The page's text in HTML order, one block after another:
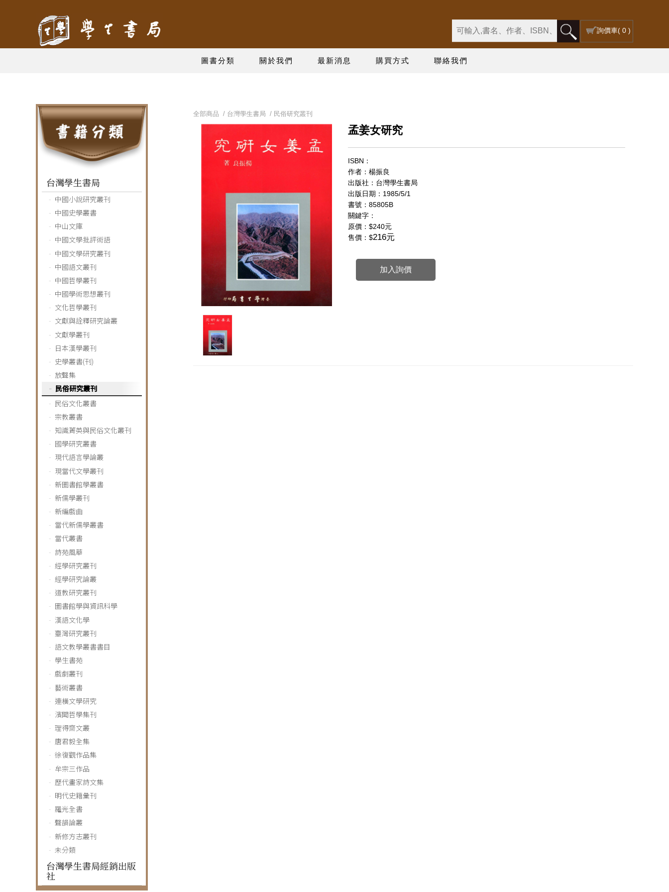
詢價車( 0 )
圖書分類 關於我們 最新消息 購買方式 聯絡我們
台灣學生書局
中國小說研究叢刊
中國史學叢書
中山文庫
中國文學批評術語
中國文學研究叢刊
中國語文叢刊
中國哲學叢刊
中國學術思想叢刊
文化哲學叢刊
文獻與詮釋研究論叢
文獻學叢刊
日本漢學叢刊
史學叢書(刊)
放聲集
民俗研究叢刊
民俗文化叢書
宗教叢書
知識菁英與民俗文化叢刊
國學研究叢書
現代語言學論叢
現當代文學叢刊
新圖書館學叢書
新儒學叢刊
新編戲曲
當代新儒學叢書
當代叢書
詩苑風華
經學研究叢刊
經學研究論叢
道教研究叢刊
圖書館學與資訊科學
漢語文化學
臺灣研究叢刊
語文教學叢書書目
學生書苑
戲劇叢刊
藝術叢書
連橫文學研究
濱聞哲學集刊
理得齋文叢
唐君毅全集
徐復觀作品集
牟宗三作品
歷代畫家詩文集
明代史籍彙刊
羅光全書
聲韻論叢
新修方志叢刊
未分類
台灣學生書局經銷出版
社
全部商品 / 台灣學生書局 / 民俗研究叢刊
孟姜女研究
ISBN：
作者：楊振良
出版社：台灣學生書局
出版日期：1985/5/1
書號：85805B
關鍵字：
原價： $240元
售價：$216元
加入詢價